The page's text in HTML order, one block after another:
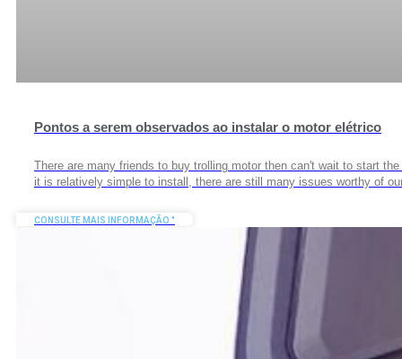
Pontos a serem observados ao instalar o motor elétrico
There are many friends to buy trolling motor then can't wait to start
it is relatively simple to install, there are still many issues worthy of
CONSULTE MAIS INFORMAÇÃO "